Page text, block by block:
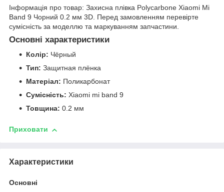
Інформація про товар: Захисна плівка Polycarbone Xiaomi Mi
Band 9 Чорний 0.2 мм 3D. Перед замовленням перевірте
сумісність за моделлю та маркуванням запчастини.
Основні характеристики
Колір: Чёрный
Тип: Защитная плёнка
Матеріал: Поликарбонат
Сумісність: Xiaomi mi band 9
Товщина: 0.2 мм
Приховати
Характеристики
Основні